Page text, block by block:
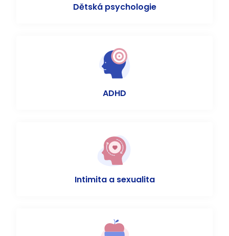
Dětská psychologie
ADHD
Intimita a sexualita